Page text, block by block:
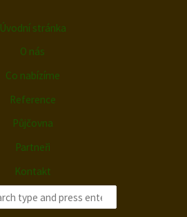
Úvodní stránka
O nás
Co nabízíme
Reference
Půjčovna
Partneři
Kontakt